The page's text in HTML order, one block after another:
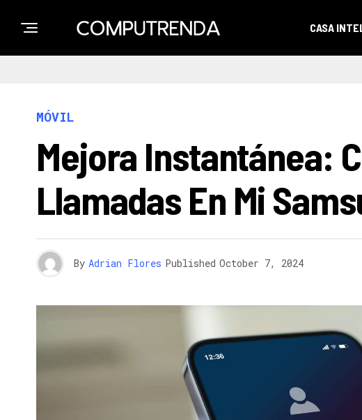
CASA
MÓVIL
Mejora Instantánea:
Llamadas En Mi
By Adrian Flores Published October 7, 2024